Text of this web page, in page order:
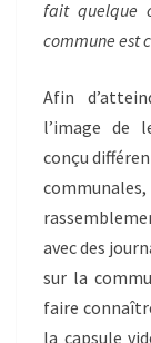
fait quelque
commune est
Afin
l’image de
conçu
avec des
sur la
faire
la capsule